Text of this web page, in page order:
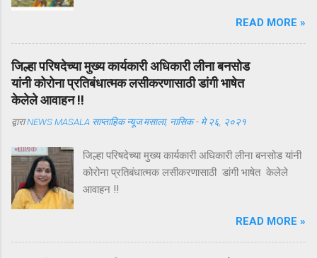
आणि अर्थपूर्ण आहे . ऑगस्ट महिन्यातील पहिला रविवार ( यंदा
दि . ७ ऑगस्ट ) म्हणजे तरुणाईचा आवडता ‘ फ्रेंडशिप डे ’
अर्थात मैत्री दिन . या दिवशी विविध रंगांचे धागे एकमेकांच्या
हातावर बांधून मैत्रीचे संदेश एकमेकांना पाठविले जातात . या
संदेशांमधून मैत्रीच्या वेगवेगळ्या व्याख्या वाचावयास मिळतात .
असतो , अशी मित्राची व्याख्या बहूतेकांनी केलेली पहावयास
नसून ज्याला आपल्या मित्राच्या उन्नतीतून खरा आनंद मिळतो
, तोच खरा मित्र असतो ’ अशी मैत्रीची अचूक व्याख्या हिंदी
कवी कमलेश्वर यांनी केली आहे ...
READ MORE »
जिल्हा परिषदेच्या मुख्य कार्यकारी अधिकारी लीना बनसोड
यांनी कोरोना प्रतिबंधात्मक लसीकरणासाठी डांगी भाषेत
केलेले आवाहन !!
द्वाराNEWS MASALA साप्ताहिक न्यूज मसाला, नासिक - मे २६, २०२१
जिल्हा परिषदेच्या मुख्य कार्यकारी अधिकारी लीना बनसोड यांनी
कोरोना प्रतिबंधात्मक लसीकरणासाठी डांगी भाषेत केलेले
आवाहन !!
READ MORE »